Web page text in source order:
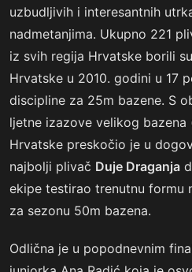
uzbudljivih i interesantnih
nadmetanjima. Ukupno 221
iz svih regija Hrvatske borili
Hrvatske u 2010. godini u 17
discipline za 25m bazene. S
ljetne izazove velikog bazena
Hrvatske preskočio je u
najbolji plivač Duje Draganja
ekipe testirao trenutnu formu
za sezonu 50m bazena.
Odlična je u popodnevnim